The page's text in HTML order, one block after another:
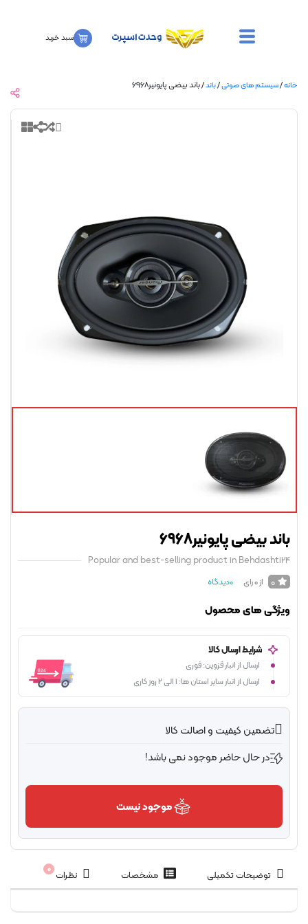
سبد خرید
سیستم های صوتی/باند/ باند بیضی پایونیر۶۹۶۸
بیضی پایونیر6968
Popular and best-selling product in
از 0 رای 0دیدگاه
های محصول
شرایط ارسال کالا
ارسال از انبار قزوین: فوری
ارسال از انبار سایر استان ها: 1 الی 2 روز کاری
تضمین کیفیت و اصالت کالا
در حال حاضر موجود نمی باشد!
موجود نیست
توضیحات تکمیلی مشخصات نظرات